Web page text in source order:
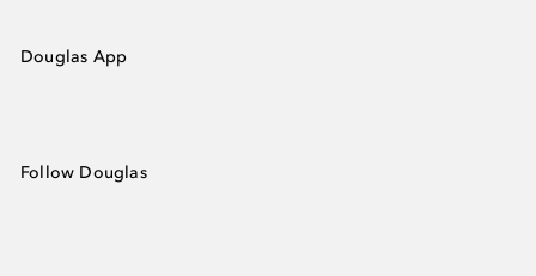
Douglas App
Follow Douglas